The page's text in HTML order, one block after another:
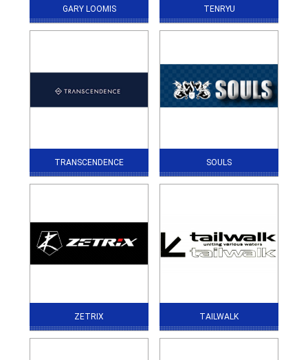
GARY LOOMIS TENRYU
TRANSCENDENCE SOULS
ZETRIX TAILWALK